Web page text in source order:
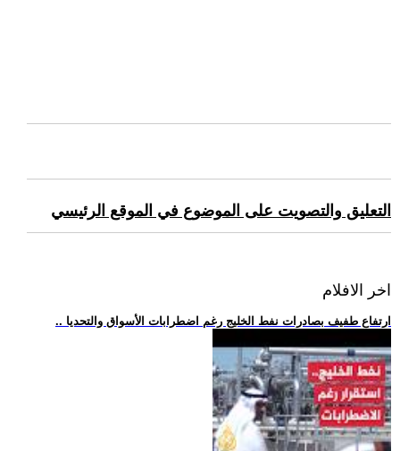
التعليق والتصويت على الموضوع في الموقع الرئيسي
اخر الافلام
.. ارتفاع طفيف بصادرات نفط الخليج رغم اضطرابات الأسواق والتحديا